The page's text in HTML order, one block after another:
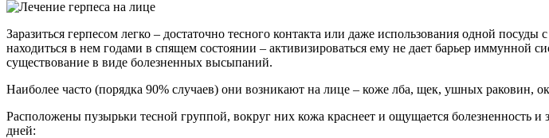
Заразиться герпесом легко – достаточно тесного контакта или даже использования одной
находиться в нем годами в спящем состоянии – активизироваться ему не дает барьер
существование в виде болезненных высыпаний.
Наиболее часто (порядка 90% случаев) они возникают на лице – коже лба, щек, ушных раковин,
Расположены пузырьки тесной группой, вокруг них кожа краснеет и ощущается болезненность и
дней: